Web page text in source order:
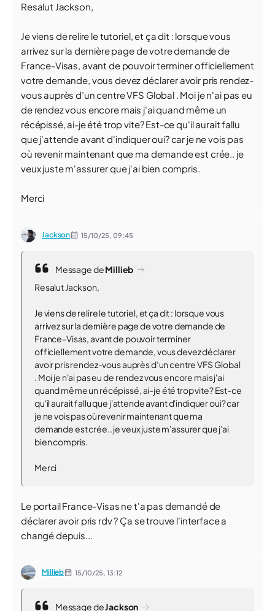
Resalut Jackson,
Je viens de relire le tutoriel, et ça dit : lorsque vous
arrivez sur la dernière page de votre demande de
France-Visas, avant de pouvoir terminer officiellement
votre demande, vous devez déclarer avoir pris rendez-
vous auprès d’un centre VFS Global . Moi je n'ai pas eu
de rendez vous encore mais j'ai quand même un
récépissé, ai-je été trop vite? Est-ce qu'il aurait fallu
que j'attende avant d'indiquer oui? car je ne vois pas
où revenir maintenant que ma demande est crée.. je
veux juste m'assurer que j'ai bien compris.
Merci
Jackson 15/10/25,09:45
Message deMillieb
Resalut Jackson,
Je viens de relire le tutoriel, et ça dit : lorsque vous
arrivez sur la dernière page de votre demande de
France-Visas, avant de pouvoir terminer
officiellement votre demande, vous devez déclarer
avoir pris rendez-vous auprès d’un centre VFS Global
. Moi je n'ai pas eu de rendez vous encore mais j'ai
quand même un récépissé, ai-je été trop vite? Est-ce
qu'il aurait fallu que j'attende avant d'indiquer oui? car
je ne vois pas où revenir maintenant que ma
demande est crée.. je veux juste m'assurer que j'ai
bien compris.
Merci
Le portail France-Visas ne t'a pas demandé de
déclarer avoir pris rdv ? Ça se trouve l'interface a
changé depuis...
Millieb 15/10/25,13:12
Message deJackson